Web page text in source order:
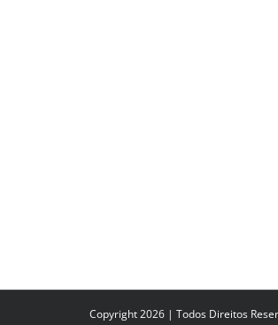
Copyright 2026 | Todos Direitos